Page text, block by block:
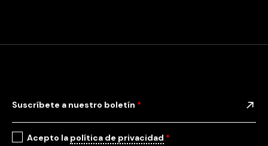
Suscríbete a nuestro boletín *
Acepto la política de privacidad *